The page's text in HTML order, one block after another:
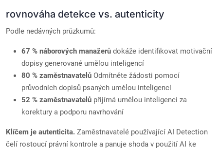
rovnováha detekce vs. autenticity
Podle nedávných průzkumů:
67 % náborových manažerů dokáže identifikovat motivační
dopisy generované umělou inteligencí
80 % zaměstnavatelů Odmítněte žádosti pomocí
průvodních dopisů psaných umělou inteligencí
52 % zaměstnavatelů přijímá umělou inteligenci za
korektury a podporu navrhování
Klíčem je autenticita. Zaměstnavatelé používající AI Detection
čelí rostoucí právní kontrole a panuje shoda v použití AI ke